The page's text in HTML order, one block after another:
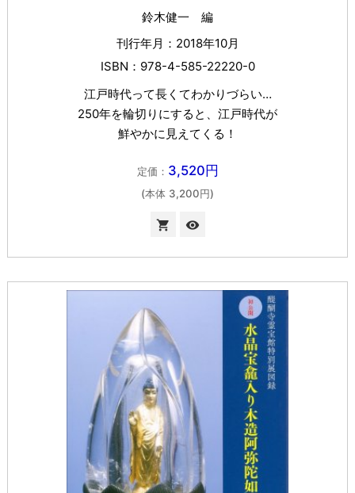
鈴木健一 編
刊行年月：2018年10月
ISBN：978-4-585-22220-0
江戸時代って長くてわかりづらい…
250年を輪切りにすると、江戸時代が
鮮やかに見えてくる！
定価： 3,520円
(本体 3,200円)
 visibility